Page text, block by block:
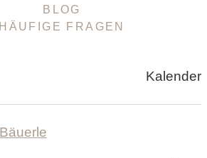
BLOG
HÄUFIGE FRAGEN
Kalender